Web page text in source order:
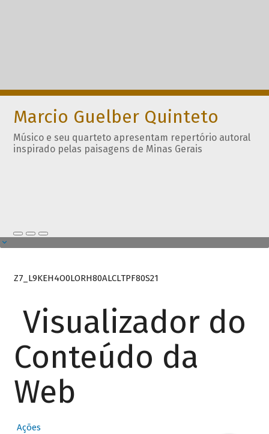
Marcio Guelber Quinteto
Músico e seu quarteto apresentam repertório autoral
inspirado pelas paisagens de Minas Gerais
Z7_L9KEH4O0LORH80ALCLTPF80S21
Visualizador do
Conteúdo da
Web
Ações